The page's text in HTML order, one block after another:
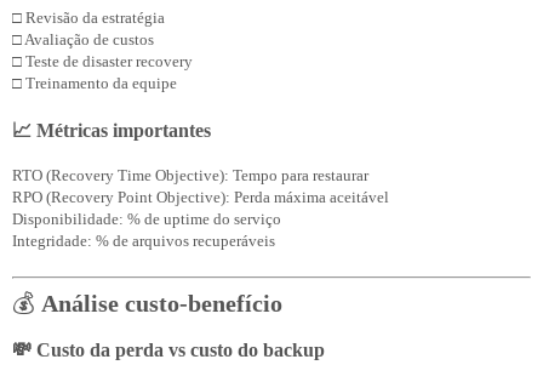
□ Revisão da estratégia
□ Avaliação de custos
□ Teste de disaster recovery
📈 Métricas importantes
RTO (Recovery Time Objective): Tempo para restaurar
RPO (Recovery Point Objective): Perda máxima aceitável
Disponibilidade: % de uptime do serviço
💰 Análise custo-benefício
💸 Custo da perda vs custo do backup